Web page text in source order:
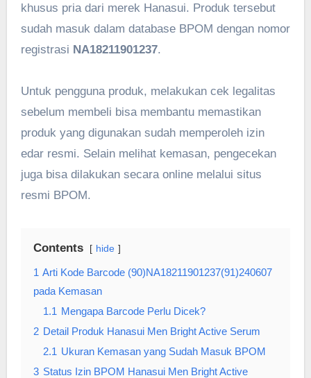
khusus pria dari merek Hanasui. Produk tersebut
sudah masuk dalam database BPOM dengan nomor
registrasi NA18211901237.
Untuk pengguna produk, melakukan cek legalitas
sebelum membeli bisa membantu memastikan
produk yang digunakan sudah memperoleh izin
edar resmi. Selain melihat kemasan, pengecekan
juga bisa dilakukan secara online melalui situs
resmi BPOM.
Contents hide
1 Arti Kode Barcode (90)NA18211901237(91)240607
pada Kemasan
1.1 Mengapa Barcode Perlu Dicek?
2 Detail Produk Hanasui Men Bright Active Serum
2.1 Ukuran Kemasan yang Sudah Masuk BPOM
3 Status Izin BPOM Hanasui Men Bright Active